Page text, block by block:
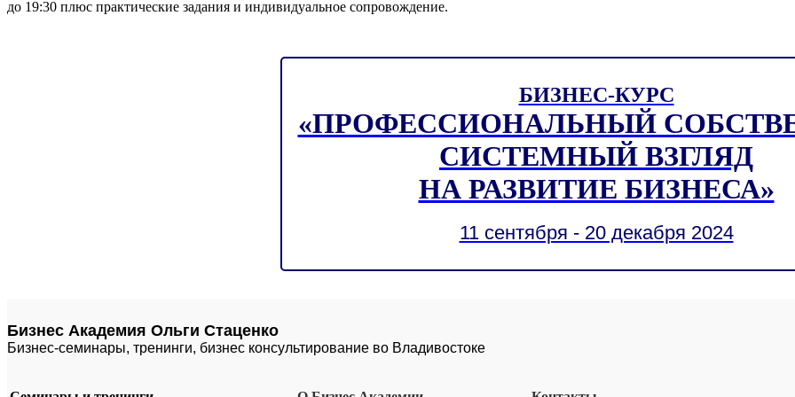
до 19:30 плюс практические задания и индивидуальное сопровождение.
БИЗНЕС-КУРС
«ПРОФЕССИОНАЛЬНЫЙ
СИСТЕМНЫЙ ВЗГЛЯД
НА РАЗВИТИЕ БИЗНЕСА»
11 сентября - 20 декабря 2024
Бизнес Академия Ольги Стаценко
Бизнес-семинары, тренинги, бизнес консультирование во Владивостоке